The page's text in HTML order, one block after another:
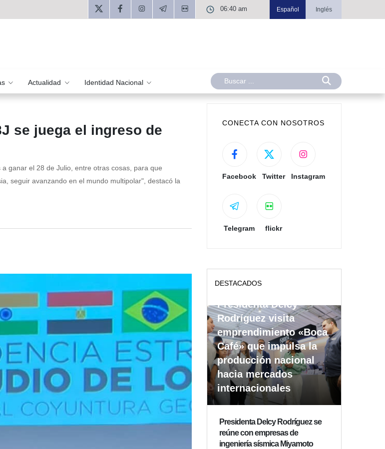
06:40 am Español Inglés
Actualidad Identidad Nacional
se juega el ingreso de
ganar el 28 de Julio, entre otras cosas, para que
seguir avanzando en el mundo multipolar", destacó la
CONECTA CON NOSOTROS
Facebook Twitter Instagram
Telegram flickr
DESTACADOS
Presidenta Delcy
Rodríguez visita
emprendimiento «Boca
Café» que impulsa la
producción nacional
hacia mercados
internacionales
Presidenta Delcy Rodríguez se
reúne con empresas de
ingeniería sísmica Miyamoto